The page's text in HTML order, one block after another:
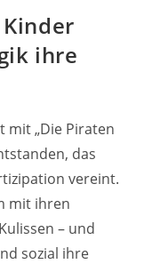
ihre
mit „Die Piraten
das
vereint.
mit ihren
– und
sozial ihre